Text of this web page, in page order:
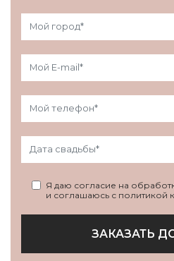
Я даю согласие на
и соглашаюсь с политикой
ЗАКАЗАТЬ